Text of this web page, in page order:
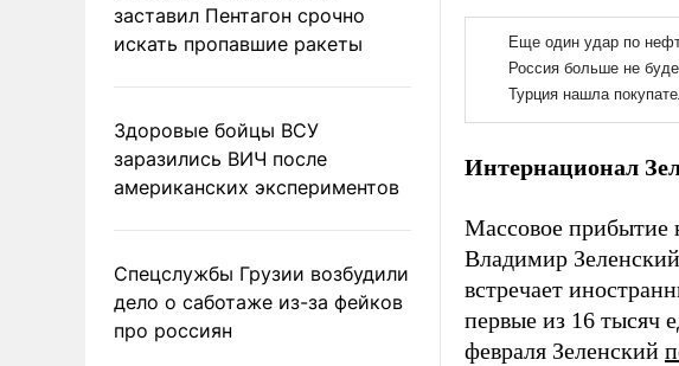
заставил Пентагон срочно
искать пропавшие ракеты
Здоровые бойцы ВСУ
заразились ВИЧ после
американских экспериментов
Спецслужбы Грузии возбудили
дело о саботаже из-за фейков
про россиян
Интернационал
Массовое прибытие
Владимир Зеленский
встречает
первые из 16 тысяч
февраля Зеленский